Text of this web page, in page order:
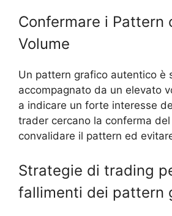
Confermare i Pattern
Volume
Un pattern grafico autentico è
accompagnato da un elevato
a indicare un forte interesse
trader cercano la conferma
convalidare il pattern ed
Strategie di trading
fallimenti dei pattern